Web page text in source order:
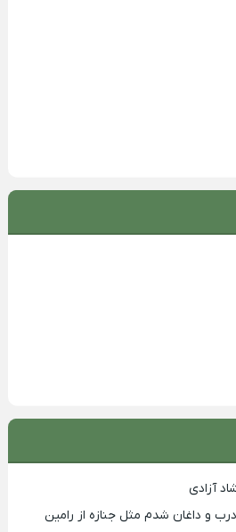
آزادی
و داغان شدم مثل جنازه از رامین